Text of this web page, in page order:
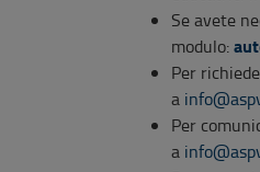
Se avete
modulo:
Per
a
Per
a